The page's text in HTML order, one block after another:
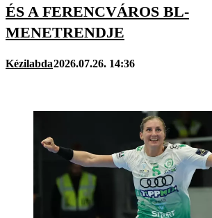
ÉS A FERENCVÁROS BL-
MENETRENDJE
Kézilabda2026.07.26. 14:36